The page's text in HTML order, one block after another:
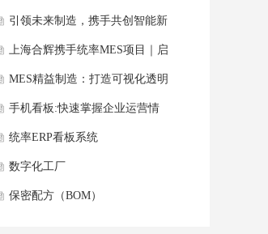
引领未来制造，携手共创智能新
篇章
上海合辉携手统率MES项目｜启
航数智新征程！
MES精益制造：打造可视化透明
化数字化车间
手机看板:快速掌握企业运营情
况，助力管理者科学决策
统率ERP看板系统
数字化工厂
保密配方（BOM）